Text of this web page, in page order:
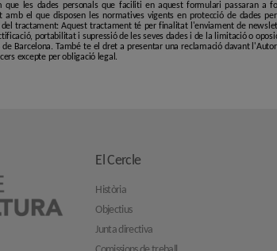
que les dades personals que faciliti en aquest formulari passaran a
amb el que disposen les normatives vigents en protecció de dades
tractament: Aquest tractament té per finalitat l'enviament de
portabilitat i supressió de les seves dades i de la limitació o
de Barcelona. També te el dret a presentar una reclamació davant
excepte per obligació legal.
El Cercle
Història
Objectius
Junta directiva